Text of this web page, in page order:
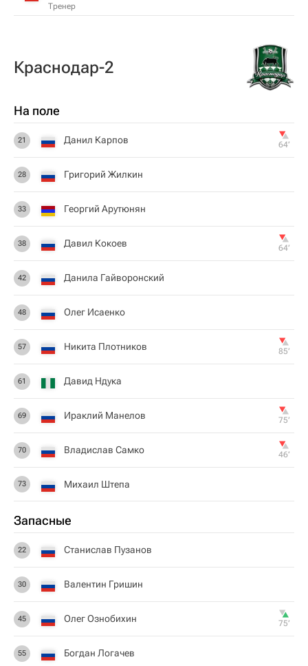
Тренер
Краснодар-2
На поле
21 Данил Карпов 64‎’‎
28 Григорий Жилкин
33 Георгий Арутюнян
38 Давил Кокоев 64‎’‎
42 Данила Гайворонский
48 Олег Исаенко
57 Никита Плотников 85‎’‎
61 Давид Ндука
69 Ираклий Манелов 75‎’‎
70 Владислав Самко 46‎’‎
73 Михаил Штепа
Запасные
22 Станислав Пузанов
30 Валентин Гришин
45 Олег Ознобихин 75‎’‎
55 Богдан Логачев